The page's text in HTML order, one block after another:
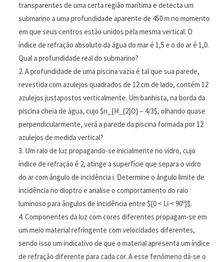
transparentes de uma certa região marítima e detecta um
submarino a uma profundidade aparente de 450 m no momento
em que seus centros estão unidos pela mesma vertical. O
índice de refração absoluto da água do mar é 1,5 e o do ar é 1,0.
Qual a profundidade real do submarino?
A profundidade de uma piscina vazia é tal que sua parede,
revestida com azulejos quadrados de 12 cm de lado, contém 12
azulejos justapostos verticalmente. Um banhista, na borda da
piscina cheia de água, cujo $n_{H_{2}O} – 4/3$, olhando quase
perpendicularmente, verá a parede da piscina formada por 12
azulejos de medida vertical?
Um raio de luz propagando-se inicialmente no vidro, cujo
índice de refração é 2, atinge a superfície que separa o vidro
do ar com ângulo de incidência i. Determine o ângulo limite de
incidência no dioptro e analise o comportamento do raio
luminoso para ângulos de incidência entre ${0 < Li < 90º}$.
Componentes da luz com cores diferentes propagam-se em
um meio material refringente com velocidades diferentes,
sendo isso um indicativo de que o material apresenta um índice
de refração diferente para cada cor. A esse fenômeno dá-se o